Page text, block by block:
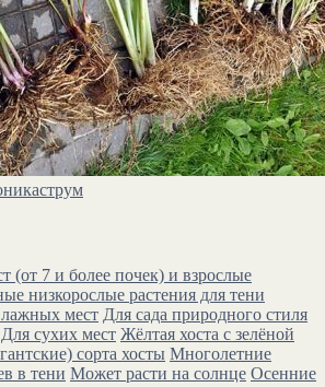
(от 7 и более почек) и взрослые
низкорослые растения для тени
мест Для сада природного стиля
Для сухих мест Жёлтая хоста с зелёной
сорта хосты Многолетние
в тени Может расти на солнце Осенние